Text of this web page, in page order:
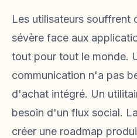
Les utilisateurs
sévère face aux
tout pour tout le monde.
communication n'a pas
d'achat intégré. Un
besoin d'un flux social.
créer une roadmap